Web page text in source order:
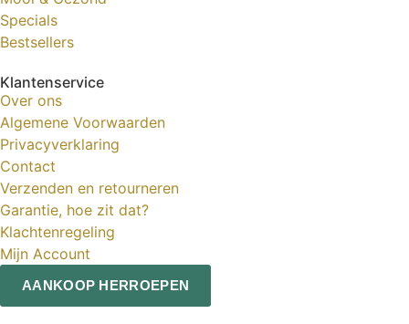
Specials
Bestsellers
Klantenservice
Over ons
Algemene Voorwaarden
Privacyverklaring
Contact
Verzenden en retourneren
Garantie, hoe zit dat?
Klachtenregeling
Mijn Account
AANKOOP HERROEPEN